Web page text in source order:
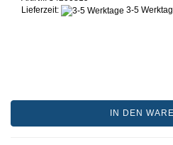
Lieferzeit:
3-5
IN DEN